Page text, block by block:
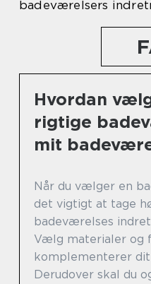
badeværelsers
Hvordan
rigtige
mit
Når du vælger en
det vigtigt at tage
badeværelses
Vælg materialer og
komplementerer
Derudover skal du